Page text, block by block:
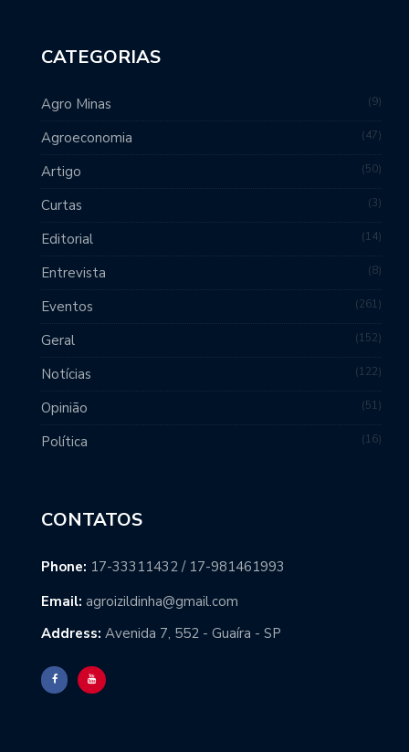
CATEGORIAS
Agro Minas 9
Agroeconomia 47
Artigo 50
Curtas 3
Editorial 14
Entrevista 8
Eventos 261
Geral 152
Notícias 122
Opinião 51
Política 16
CONTATOS
Phone: 17-33311432 / 17-981461993
Email: agroizildinha@gmail.com
Address: Avenida 7, 552 - Guaíra - SP